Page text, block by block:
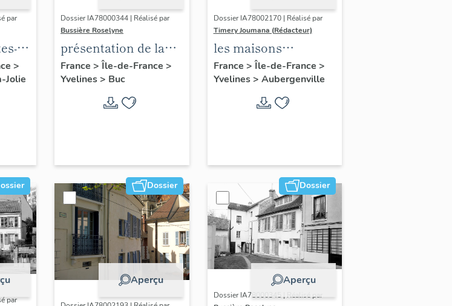
par
la-
>
Jolie
Dossier IA78000344 | Réalisé par
Bussière Roselyne
présentation de la
commune de Buc
France > Île-de-France >
Yvelines> Buc
Dossier IA78002170 | Réalisé par
Timery Joumana (Rédacteur)
les maisons
d'Elisabethville
France > Île-de-France >
Yvelines> Aubergenville
par
Dossier
Aperçu
Dossier
Aperçu
Dossier IA78000345 | Réalisé par